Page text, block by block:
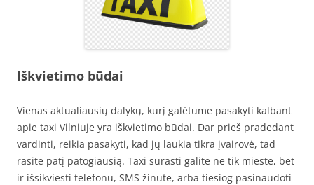
Iškvietimo būdai
Vienas aktualiausių dalykų, kurį galėtume pasakyti kalbant
apie taxi Vilniuje yra iškvietimo būdai. Dar prieš pradedant
vardinti, reikia pasakyti, kad jų laukia tikra įvairovė, tad
rasite patį patogiausią. Taxi surasti galite ne tik mieste, bet
ir išsikviesti telefonu, SMS žinute, arba tiesiog pasinaudoti